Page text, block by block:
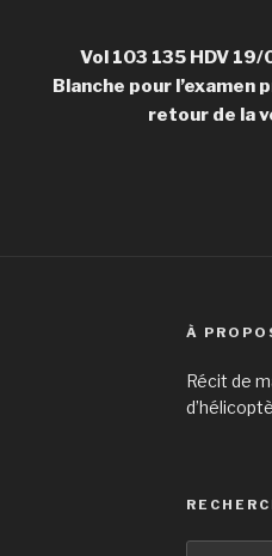
Vol 103 135 HDV
Blanche pour l’examen
retour de la
À
Récit de